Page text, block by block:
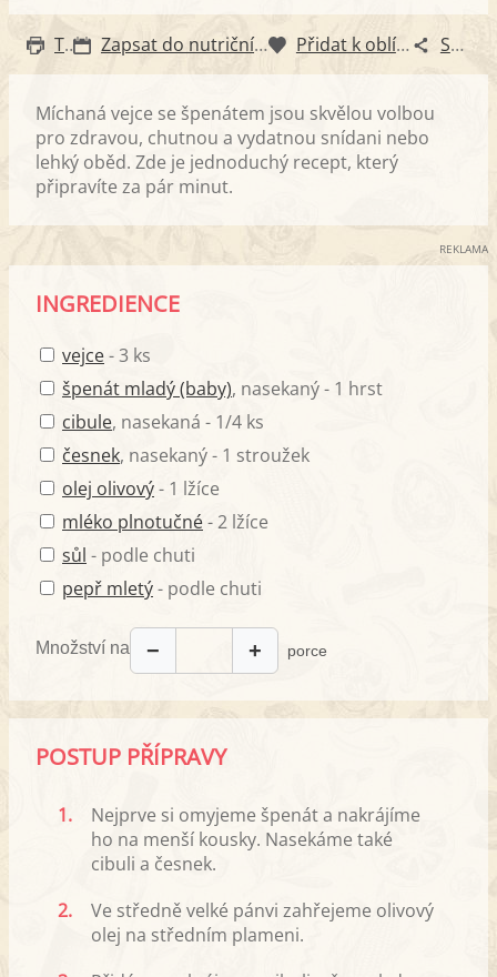
Tisk Zapsat do nutričního diáře Přidat k oblíbeným Sdílet
Míchaná vejce se špenátem jsou skvělou volbou
pro zdravou, chutnou a vydatnou snídani nebo
lehký oběd. Zde je jednoduchý recept, který
připravíte za pár minut.
REKLAMA
INGREDIENCE
vejce- 3 ks
špenát mladý (baby), nasekaný - 1 hrst
cibule, nasekaná - 1/4 ks
česnek, nasekaný - 1 stroužek
olej olivový- 1 lžíce
mléko plnotučné- 2 lžíce
sůl - podle chuti
pepř mletý- podle chuti
Množství na − + porce
POSTUP PŘÍPRAVY
1.
Nejprve si omyjeme špenát a nakrájíme
ho na menší kousky. Nasekáme také
cibuli a česnek.
2.
Ve středně velké pánvi zahřejeme olivový
olej na středním plameni.